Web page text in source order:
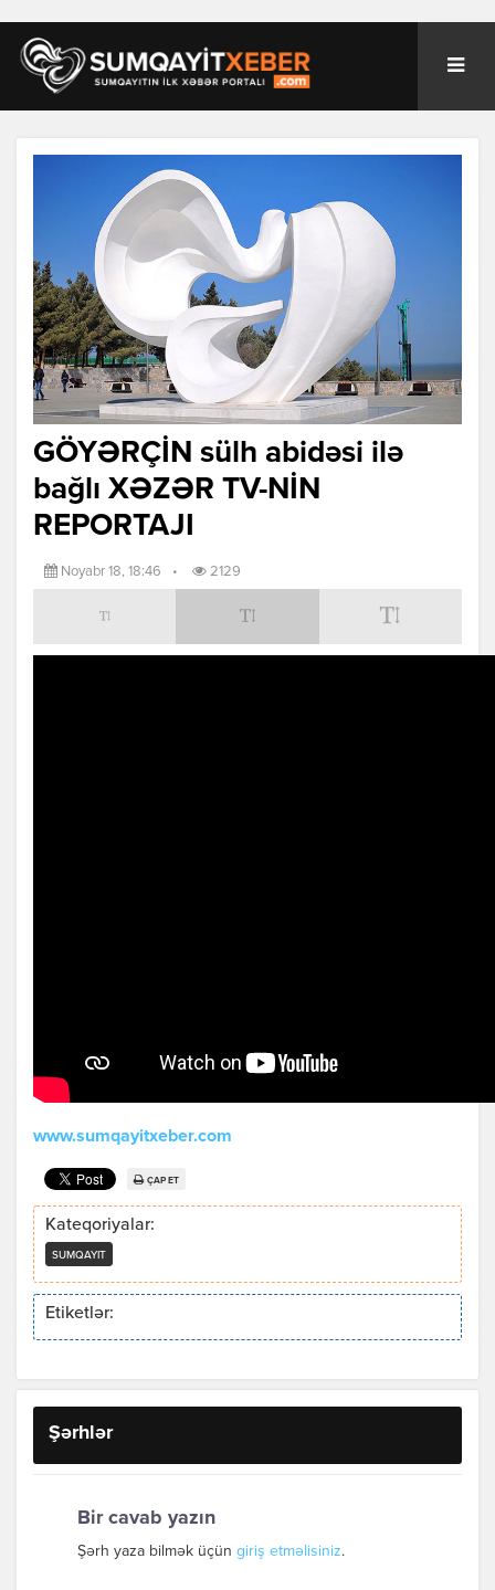
GÖYƏRÇİN sülh abidəsi ilə
bağlı XƏZƏR TV-NİN
REPORTAJI
Noyabr 18, 18:46 • 2129
www.sumqayitxeber.com
ÇAP ET
Kateqoriyalar:
SUMQAYIT
Etiketlər:
Şərhlər
Bir cavab yazın
Şərh yaza bilmək üçün giriş etməlisiniz.